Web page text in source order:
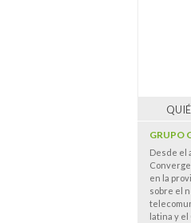
GRUPO
Desde el
en la
sobre el
latina y el